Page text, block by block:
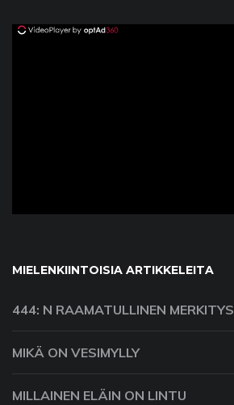
MIELENKIINTOISIA ARTIKKELEITA
444: N RAAMATULLINEN MERKITYS
MIKÄ ON VESIMYLLY
MILLAINEN ELÄIN ON LINTU